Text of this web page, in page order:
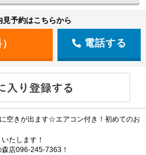
見予約はこちらから
電話する
空きが出ます☆エアコン付き！初めてのお
たします！
店096-245-7363！